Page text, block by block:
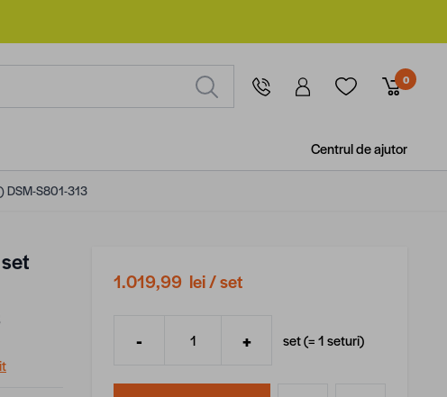
0
Centrul de ajutor
DSM-S801-313
1.019,99 lei/ set
Cantitate
- + set (=1seturi)